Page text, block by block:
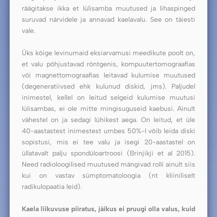
räägitakse ikka et lülisamba muutused ja lihaspinged
suruvad närvidele ja annavad kaelavalu. See on täiesti
vale.
Üks kõige levinumaid eksiarvamusi meedikute poolt on,
et valu põhjustavad röntgenis, kompuutertomograafias
või magnettomograafias leitavad kulumise muutused
(degeneratiivsed ehk kulunud diskid, jms). Paljudel
inimestel, kellel on leitud selgeid kulumise muutusi
lülisambas, ei ole mitte mingisuguseid kaebusi. Ainult
vähestel on ja sedagi lühikest aega. On leitud, et üle
40-aastastest inimestest umbes 50%-l võib leida diski
sopistusi, mis ei tee valu ja isegi 20-aastastel on
üllatavalt palju spondüloartroosi (Brinjikji et al 2015).
Need radioloogilised muutused mängivad rolli ainult siis
kui on vastav sümptomatoloogia (nt kliiniliselt
radikulopaatia leid).
Kaela liikuvuse piiratus, jäikus ei pruugi olla valus, kuid